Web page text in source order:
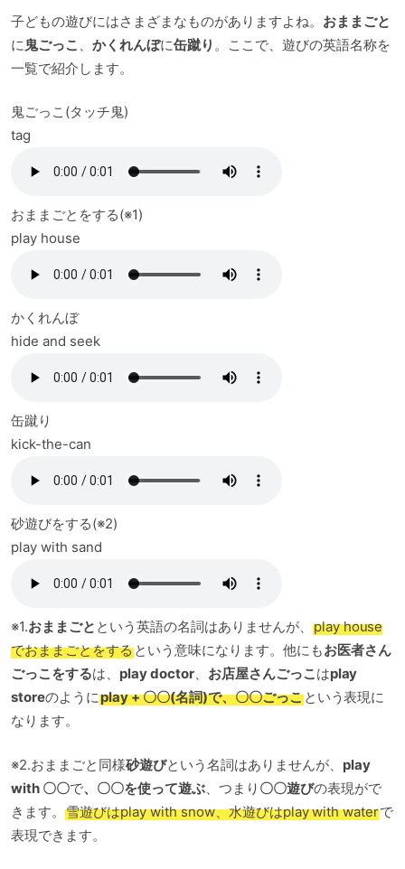
子どもの遊びにはさまざまなものがありますよね。 おままごと
に 鬼ごっこ かくれんぼに缶蹴り 。ここで、遊びの英語名称を
一覧で紹介します。
鬼ごっこ(タッチ鬼)
tag
おままごとをする(※1)
play house
かくれんぼ
hide and seek
缶蹴り
kick-the-can
砂遊びをする(※2)
play with sand
※1.おままごと という英語の名詞はありませんが、 play house
でおままごとをするという意味になります。他にもお医者さん
ごっこをするは、 play doctor、 お店屋さんごっこはplay
storeのようにplay + 〇〇(名詞)で、〇〇ごっこという表現に
なります。
※2.おままごと同様砂遊びという名詞はありませんが、 play
with 〇〇で、〇〇を使って遊ぶ、つまり 〇〇遊びの表現がで
きます。 雪遊びはplay with snow、水遊びはplay with waterで
表現できます。